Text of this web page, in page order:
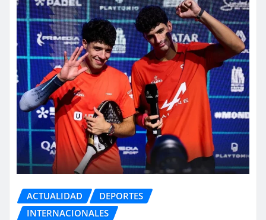
ACTUALIDAD
DEPORTES
INTERNACIONALES